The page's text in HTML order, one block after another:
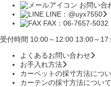
お問い合
LINE：@uyx7550
FAX：06-7657-5032
受付時間 10:00～12:00 13:00～
よくあるお問い合わせ
お手入れ方法
カーペットの採寸方法につ
カーテンの採寸方法について